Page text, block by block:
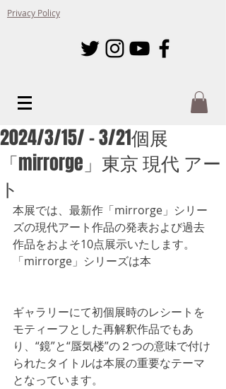
Privacy Policy
2024/3/15/ - 3/21個展
「mirrorge」東京 現代 アー
ト
本展では、最新作「mirrorge」シリー
ズの現代アート作品の発表および過去
作品をおよそ10点展示いたします。
「mirrorge」シリーズは本
ギャラリーにて初個展時のレシートを
モティーフとした再解釈作品でもあ
り、“鏡”と“蜃気楼”の２つの意味で付け
られたタイトルは本展の重要なテーマ
となっています。